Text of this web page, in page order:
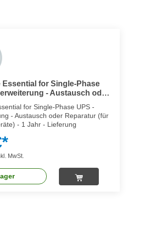
Essential for Single-Phase
- Austausch oder
for Single-Phase UPS -
- Austausch oder Reparatur (für
- 1 Jahr - Lieferung
MwSt.